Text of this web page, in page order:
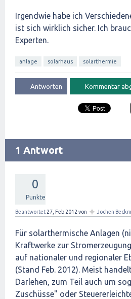
Irgendwie habe ich
ist sich wirklich sicher. Ich
Experten.
anlage solarhaus solarthermie
1 Antwort
0
Punkte
Beantwortet 27, Feb 2012 von ✦ Jochen
Für solarthermische Anlagen
Kraftwerke zur
auf nationaler und regionaler
(Stand Feb. 2012). Meist
Darlehen, zum Teil auch um
Zuschüsse" oder